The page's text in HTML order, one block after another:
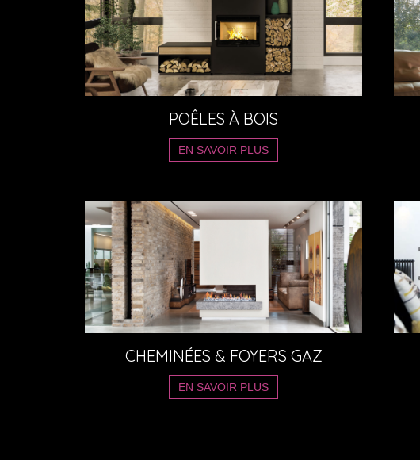
POÊLES À BOIS
EN SAVOIR PLUS
CHEMINÉES & FOYERS GAZ
EN SAVOIR PLUS